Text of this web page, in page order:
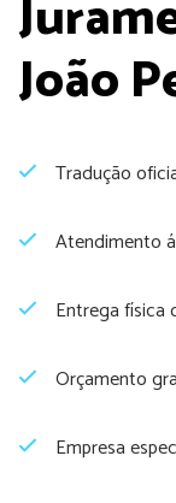
João
Tradução
Atendimento
Entrega física
Orçamento
Empresa